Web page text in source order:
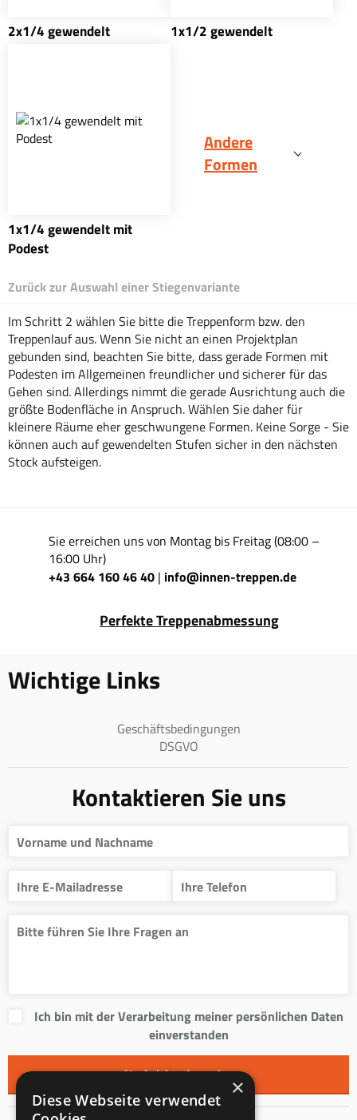
2x1/4 gewendelt 1x1/2 gewendelt
1x1/4 gewendelt mit
Podest
Andere
Formen
Zurück zur Auswahl einer Stiegenvariante
Im Schritt 2 wählen Sie bitte die Treppenform bzw. den
Treppenlauf aus. Wenn Sie nicht an einen Projektplan
gebunden sind, beachten Sie bitte, dass gerade Formen mit
Podesten im Allgemeinen freundlicher und sicherer für das
Gehen sind. Allerdings nimmt die gerade Ausrichtung auch die
größte Bodenfläche in Anspruch. Wählen Sie daher für
kleinere Räume eher geschwungene Formen. Keine Sorge - Sie
können auch auf gewendelten Stufen sicher in den nächsten
Stock aufsteigen.
Sie erreichen uns von Montag bis Freitag (08:00 –
16:00 Uhr)
+43 664 160 46 40 | info@innen-treppen.de
Perfekte Treppenabmessung
Wichtige Links
Geschäftsbedingungen
DSGVO
Kontaktieren Sie uns
Ich bin mit der Verarbeitung meiner persönlichen Daten
einverstanden
×
Diese Webseite verwendet